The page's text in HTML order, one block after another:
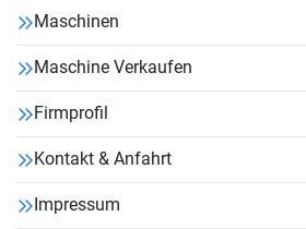
Maschinen
Maschine Verkaufen
Firmprofil
Kontakt & Anfahrt
Impressum